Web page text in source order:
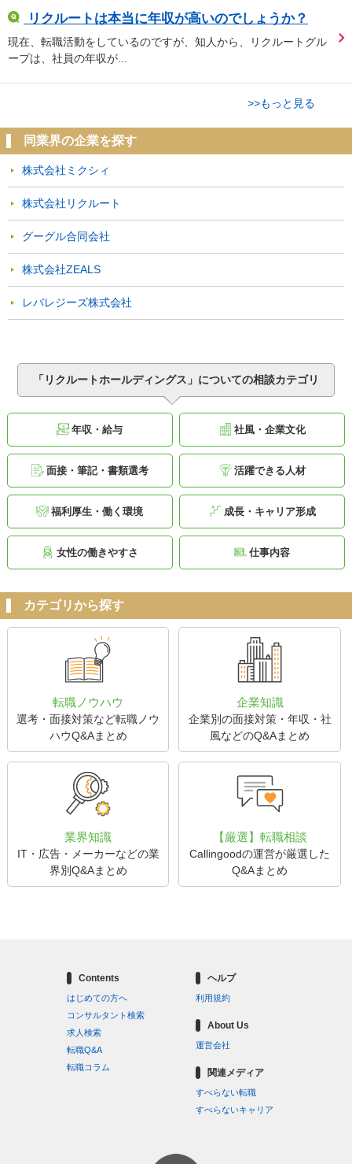
リクルートは本当に年収が高いのでしょうか？
現在、転職活動をしているのですが、知人から、リクルートグル
ープは、社員の年収が...
>>もっと見る
同業界の企業を探す
株式会社ミクシィ
株式会社リクルート
グーグル合同会社
株式会社ZEALS
レバレジーズ株式会社
「リクルートホールディングス」についての相談カテゴリ
年収・給与 社風・企業文化
面接・筆記・書類選考 活躍できる人材
福利厚生・働く環境 成長・キャリア形成
女性の働きやすさ 仕事内容
カテゴリから探す
転職ノウハウ
選考・面接対策など転職ノウ
ハウQ&Aまとめ
企業知識
企業別の面接対策・年収・社
風などのQ&Aまとめ
業界知識
IT・広告・メーカーなどの業
界別Q&Aまとめ
【厳選】転職相談
Callingoodの運営が厳選した
Q&Aまとめ
Contents
はじめての方へ
コンサルタント検索
求人検索
転職Q&A
転職コラム
ヘルプ
利用規約
About Us
運営会社
関連メディア
すべらない転職
すべらないキャリア